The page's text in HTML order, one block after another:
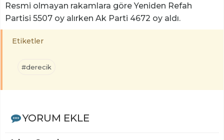
Resmi olmayan rakamlara göre Yeniden Refah
Partisi 5507 oy alırken Ak Parti 4672 oy aldı.
Etiketler
#derecik
YORUM EKLE